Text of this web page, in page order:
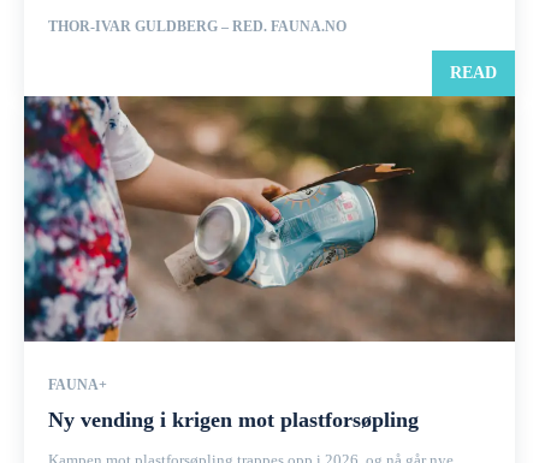
THOR-IVAR GULDBERG – RED. FAUNA.NO
READ
FAUNA+
Ny vending i krigen mot plastforsøpling